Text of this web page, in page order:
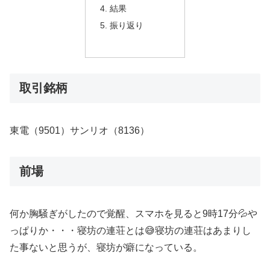
結果
振り返り
取引銘柄
東電（9501）サンリオ（8136）
前場
何か胸騒ぎがしたので覚醒、スマホを見ると9時17分💦や
っぱりか・・・寝坊の連荘とは😅寝坊の連荘はあまりし
た事ないと思うが、寝坊が癖になっている。